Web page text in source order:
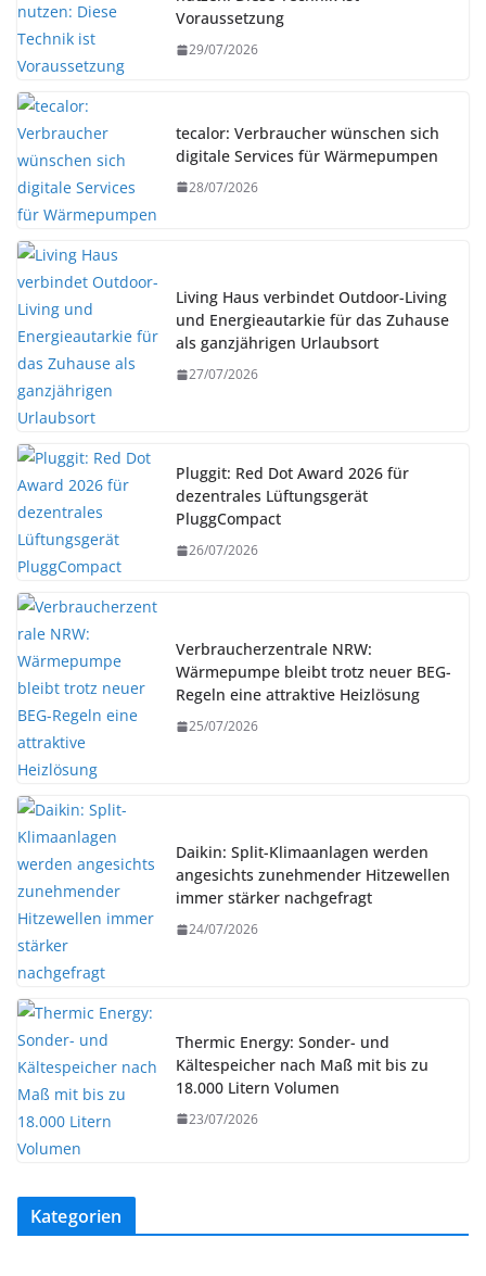
Voraussetzung
29/07/2026
tecalor: Verbraucher wünschen sich
digitale Services für Wärmepumpen
28/07/2026
Living Haus verbindet Outdoor-Living
und Energieautarkie für das Zuhause
als ganzjährigen Urlaubsort
27/07/2026
Pluggit: Red Dot Award 2026 für
dezentrales Lüftungsgerät
PluggCompact
26/07/2026
Verbraucherzentrale NRW:
Wärmepumpe bleibt trotz neuer BEG-
Regeln eine attraktive Heizlösung
25/07/2026
Daikin: Split-Klimaanlagen werden
angesichts zunehmender Hitzewellen
immer stärker nachgefragt
24/07/2026
Thermic Energy: Sonder- und
Kältespeicher nach Maß mit bis zu
18.000 Litern Volumen
23/07/2026
Kategorien